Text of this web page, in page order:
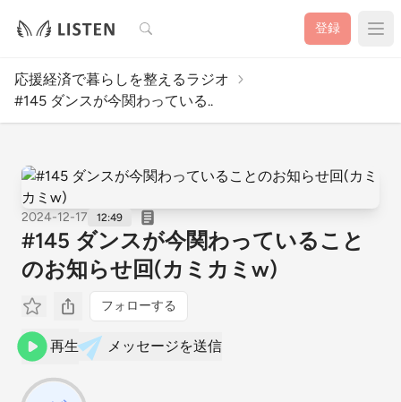
検索 登録
応援経済で暮らしを整えるラジオ
#145 ダンスが今関わっている..
2024-12-17 12:49
#145 ダンスが今関わっていること
のお知らせ回(カミカミw)
フォローする
再生 メッセージを送信